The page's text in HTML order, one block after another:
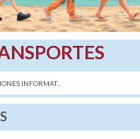
INFORMAT...